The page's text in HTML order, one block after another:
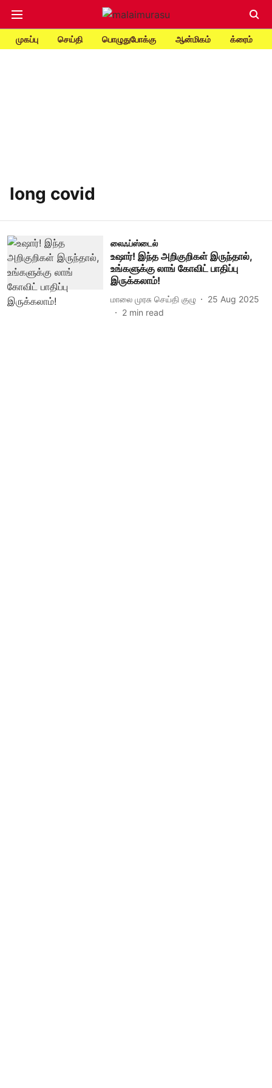
முகப்பு செய்தி பொழுதுபோக்கு ஆன்மிகம் க்ரைம்
long covid
லைஃப்ஸ்டைல்
உஷார்! இந்த அறிகுறிகள் இருந்தால்,
உங்களுக்கு லாங் கோவிட் பாதிப்பு
இருக்கலாம்!
மாலை முரசு செய்தி குழு
25 Aug 2025
2 min read